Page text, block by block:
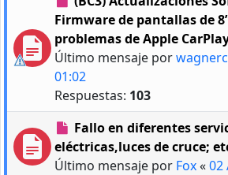
Firmware de pantallas de
problemas de Apple
Último mensaje por
01:02
Respuestas: 103
Fallo en diferentes
eléctricas,luces de cruce;
Último mensaje por Fox«02